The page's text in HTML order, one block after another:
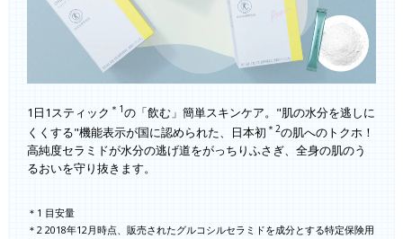
1日1スティック ＊1の「飲む」簡単スキンケア。"肌の水分を逃しに
くくする"機能表示が国に認められた、日本初 ＊2の肌へのトクホ！
高純度セラミドが水分の逃げ道をがっちりふさぎ、全身の肌のう
るおいを守り抜きます。
＊1 目安量
＊2 2018年12月時点、販売されたグルコシルセラミドを成分とする特定保険用